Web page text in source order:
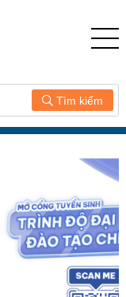
Tìm kiếm